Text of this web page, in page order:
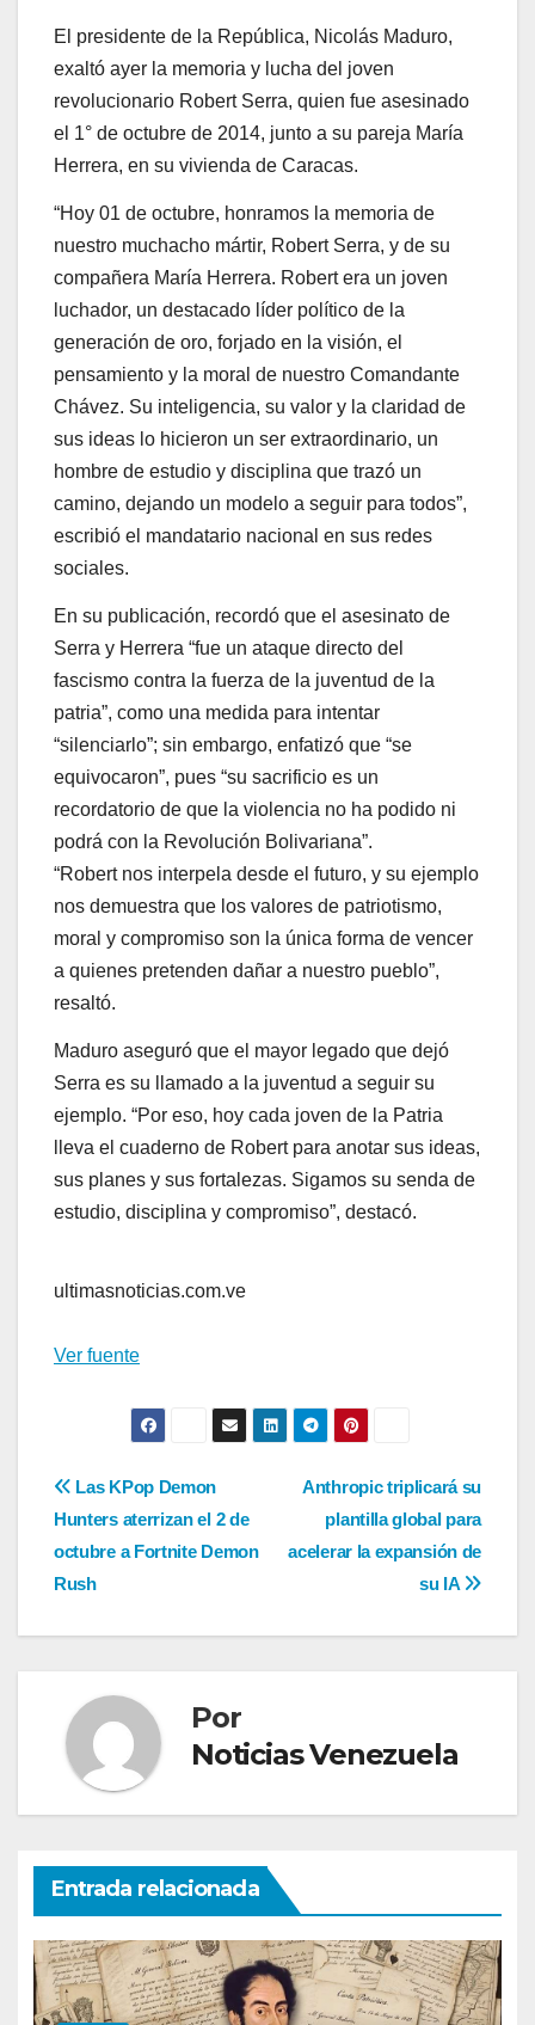
El presidente de la República, Nicolás Maduro,
exaltó ayer la memoria y lucha del joven
revolucionario Robert Serra, quien fue asesinado
el 1° de octubre de 2014, junto a su pareja María
Herrera, en su vivienda de Caracas.
“Hoy 01 de octubre, honramos la memoria de
nuestro muchacho mártir, Robert Serra, y de su
compañera María Herrera. Robert era un joven
luchador, un destacado líder político de la
generación de oro, forjado en la visión, el
pensamiento y la moral de nuestro Comandante
Chávez. Su inteligencia, su valor y la claridad de
sus ideas lo hicieron un ser extraordinario, un
hombre de estudio y disciplina que trazó un
camino, dejando un modelo a seguir para todos”,
escribió el mandatario nacional en sus redes
sociales.
En su publicación, recordó que el asesinato de
Serra y Herrera “fue un ataque directo del
fascismo contra la fuerza de la juventud de la
patria”, como una medida para intentar
“silenciarlo”; sin embargo, enfatizó que “se
equivocaron”, pues “su sacrificio es un
recordatorio de que la violencia no ha podido ni
podrá con la Revolución Bolivariana”.
“Robert nos interpela desde el futuro, y su ejemplo
nos demuestra que los valores de patriotismo,
moral y compromiso son la única forma de vencer
a quienes pretenden dañar a nuestro pueblo”,
resaltó.
Maduro aseguró que el mayor legado que dejó
Serra es su llamado a la juventud a seguir su
ejemplo. “Por eso, hoy cada joven de la Patria
lleva el cuaderno de Robert para anotar sus ideas,
sus planes y sus fortalezas. Sigamos su senda de
estudio, disciplina y compromiso”, destacó.
ultimasnoticias.com.ve
Ver fuente
Navegación
de
entradas
Anthropic triplicará su
plantilla global para
acelerar la expansión de
su IA
Las KPop Demon
Hunters aterrizan el 2 de
octubre a Fortnite Demon
Rush
Por
Noticias Venezuela
Entrada relacionada